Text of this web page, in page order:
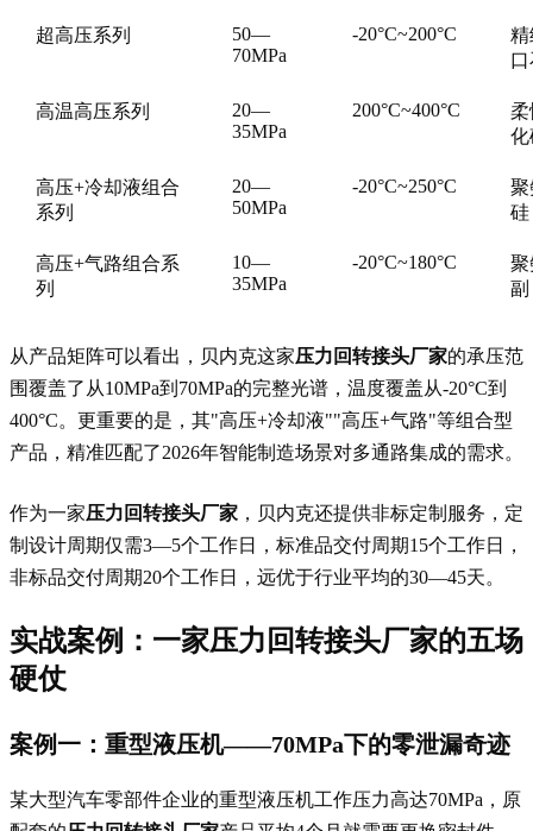
超高压系列
50—
70MPa
-20°C~200°C
精
高温高压系列
20—
35MPa
200°C~400°C
柔
化
高压+冷却液组合
系列
20—
50MPa
-20°C~250°C
聚
硅
高压+气路组合系
列
10—
35MPa
-20°C~180°C
聚
副
从产品矩阵可以看出，贝内克这家压力回转接头厂家的承压范
围覆盖了从10MPa到70MPa的完整光谱，温度覆盖从-20°C到
400°C。更重要的是，其"高压+冷却液""高压+气路"等组合型
产品，精准匹配了2026年智能制造场景对多通路集成的需求。
作为一家压力回转接头厂家 ，贝内克还提供非标定制服务，定
制设计周期仅需3—5个工作日，标准品交付周期15个工作日，
非标品交付周期20个工作日，远优于行业平均的30—45天。
实战案例：一家压力回转接头厂家的五场
硬仗
案例一：重型液压机——70MPa下的零泄漏奇迹
某大型汽车零部件企业的重型液压机工作压力高达70MPa，原